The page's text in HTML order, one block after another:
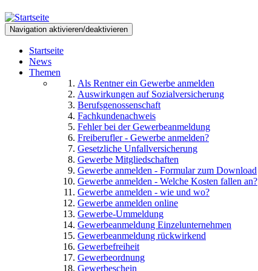
Direkt
zum
Inhalt
Navigation aktivieren/deaktivieren
Startseite
News
Themen
Als Rentner ein Gewerbe anmelden
Auswirkungen auf Sozialversicherung
Berufsgenossenschaft
Fachkundenachweis
Fehler bei der Gewerbeanmeldung
Freiberufler - Gewerbe anmelden?
Gesetzliche Unfallversicherung
Gewerbe Mitgliedschaften
Gewerbe anmelden - Formular zum Download
Gewerbe anmelden - Welche Kosten fallen an?
Gewerbe anmelden - wie und wo?
Gewerbe anmelden online
Gewerbe-Ummeldung
Gewerbeanmeldung Einzelunternehmen
Gewerbeanmeldung rückwirkend
Gewerbefreiheit
Gewerbeordnung
Gewerbeschein